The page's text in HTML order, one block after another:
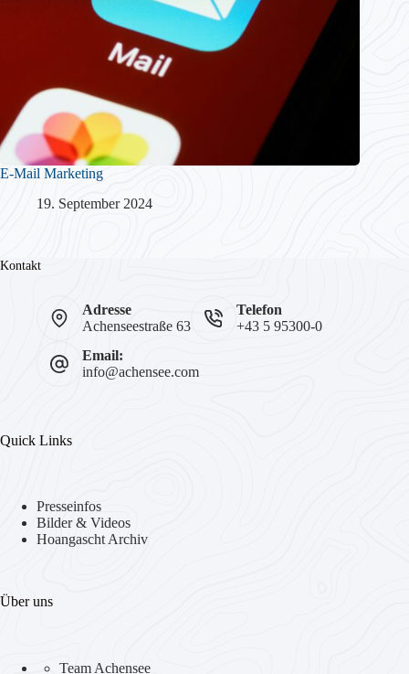
E-Mail Marketing
19. September 2024
Kontakt
Adresse
Achenseestraße 63
Telefon
+43 5 95300-0
Email:
info@achensee.com
Quick Links
Presseinfos
Bilder & Videos
Hoangascht Archiv
Über uns
Team Achensee